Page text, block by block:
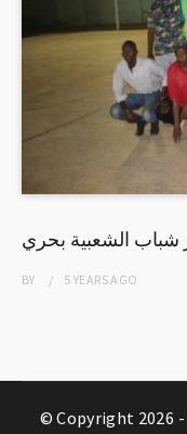
شباب الشعبية بحري
BY 5 YEARSAGO
© Copyright 2026